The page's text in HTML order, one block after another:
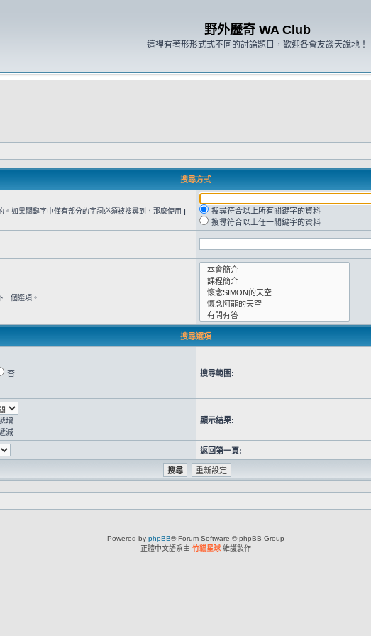
野外歷奇 WA Club
這裡有著形形式式不同的討論題目，歡迎各會友談天說地！
搜尋方式
。如果關鍵字中僅有部分的字詞必須被搜尋到，那麼使用 |
搜尋符合以上所有關鍵字的資料
搜尋符合以上任一關鍵字的資料
個選項。
搜尋選項
否 搜尋範圍:
增
減
顯示結果:
返回第一頁:
Powered by phpBB® Forum Software © phpBB Group
正體中文語系由 竹貓星球 維護製作